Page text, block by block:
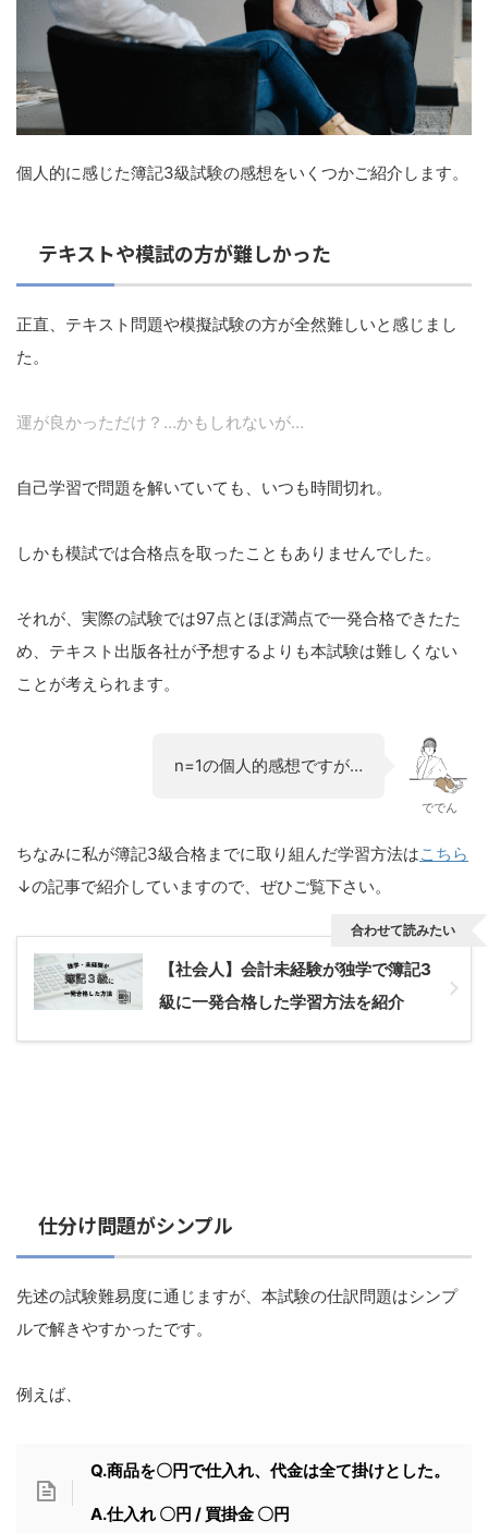
個人的に感じた簿記3級試験の感想をいくつかご紹介します。
テキストや模試の方が難しかった
正直、テキスト問題や模擬試験の方が全然難しいと感じまし
た。
運が良かっただけ？…かもしれないが…
自己学習で問題を解いていても、いつも時間切れ。
しかも模試では合格点を取ったこともありませんでした。
それが、実際の試験では97点とほぼ満点で一発合格できたた
め、テキスト出版各社が予想するよりも本試験は難しくない
ことが考えられます。
n=1の個人的感想ですが…
ででん
ちなみに私が簿記3級合格までに取り組んだ学習方法はこちら
↓の記事で紹介していますので、ぜひご覧下さい。
【社会人】会計未経験が独学で簿記3
級に一発合格した学習方法を紹介
合わせて読みたい
仕分け問題がシンプル
先述の試験難易度に通じますが、本試験の仕訳問題はシンプ
ルで解きやすかったです。
例えば、
Q.商品を〇円で仕入れ、代金は全て掛けとした。
A.仕入れ 〇円 / 買掛金 〇円